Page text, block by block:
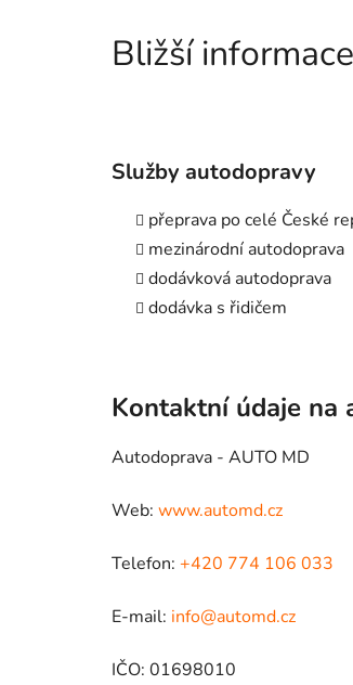
Bližší
Služby autodopravy
přeprava po celé České
mezinárodní autodoprava
dodávková autodoprava
dodávka s řidičem
Kontaktní údaje na
Autodoprava - AUTO MD
Web: www.automd.cz
Telefon: +420 774 106 033
E-mail: info@automd.cz
IČO: 01698010